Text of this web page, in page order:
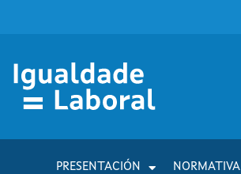
PRESENTACIÓN NORMATIVA